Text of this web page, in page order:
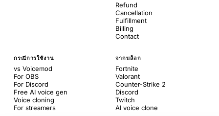
Refund
Cancellation
Fulfillment
Billing
Contact
กรณีการใช้งาน
vs Voicemod
For OBS
For Discord
Free AI voice gen
Voice cloning
For streamers
จากบล็อก
Fortnite
Valorant
Counter-Strike 2
Discord
Twitch
AI voice clone